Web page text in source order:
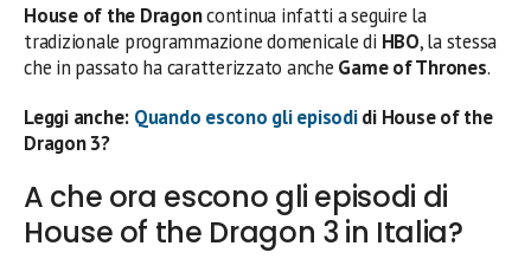
House of the Dragoncontinua infatti a seguire la
tradizionale programmazione domenicale di HBO, la stessa
che in passato ha caratterizzato anche Game of Thrones.
Leggi anche: Quando escono gli episodidi House of the
Dragon 3?
A che ora escono gli episodi di
House of the Dragon 3 in Italia?